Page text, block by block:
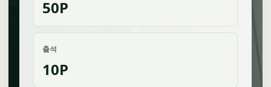
50P
출석
10P